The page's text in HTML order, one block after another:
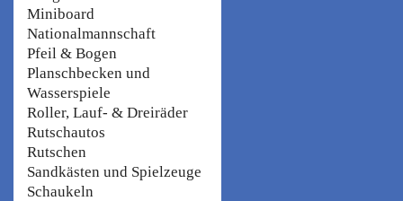
Miniboard
Nationalmannschaft
Pfeil & Bogen
Planschbecken und
Wasserspiele
Roller, Lauf- & Dreiräder
Rutschautos
Rutschen
Sandkästen und Spielzeuge
Schaukeln